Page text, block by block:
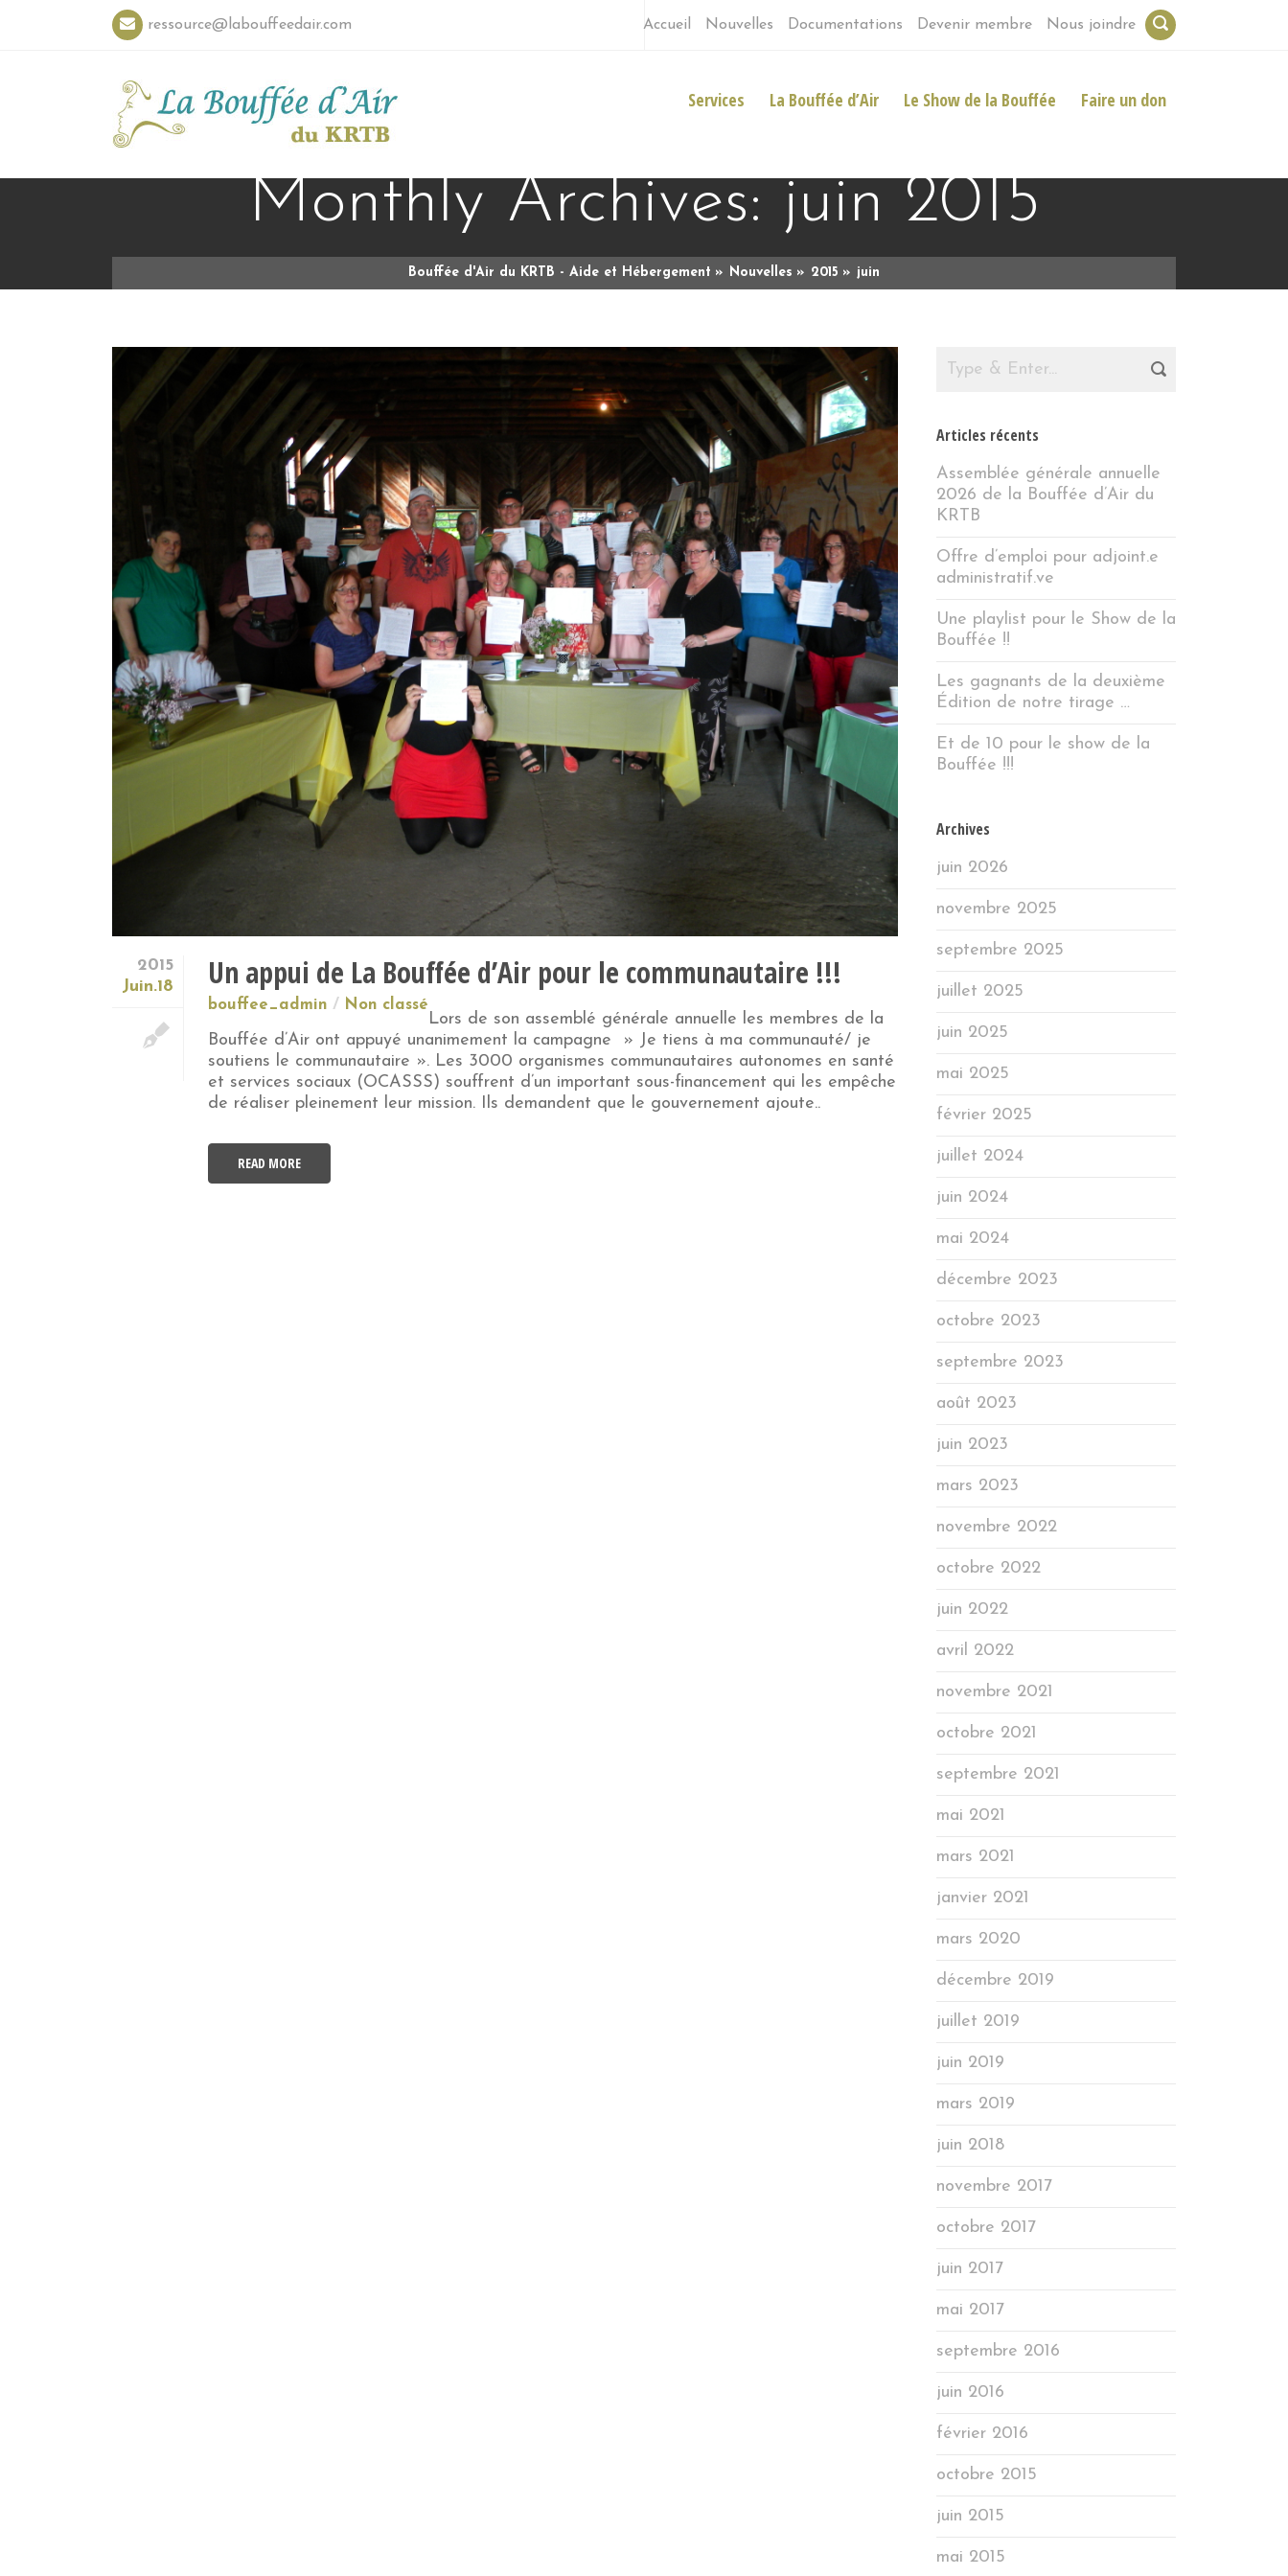
ressource@labouffeedair.com Accueil Nouvelles Documentations Devenir membre Nous joindre
Services La Bouffée d’Air Le Show de la Bouffée Faire un don
Monthly Archives: juin 2015
Bouffée d'Air du KRTB - Aide et Hébergement Nouvelles 2015 juin
2015
Juin.18
Un appui de La Bouffée d’Air pour le communautaire !!!
bouffee_admin Non classé
Lors de son assemblé générale annuelle les membres de la
Bouffée d’Air ont appuyé unanimement la campagne » Je tiens à ma communauté/ je
soutiens le communautaire ». Les 3000 organismes communautaires autonomes en santé
et services sociaux (OCASSS) souffrent d’un important sous-financement qui les empêche
de réaliser pleinement leur mission. Ils demandent que le gouvernement ajoute..
READ MORE
Articles récents
Assemblée générale annuelle
2026 de la Bouffée d’Air du
KRTB
Offre d’emploi pour adjoint.e
administratif.ve
Une playlist pour le Show de la
Bouffée !!
Les gagnants de la deuxième
Édition de notre tirage …
Et de 10 pour le show de la
Bouffée !!!
Archives
juin 2026
novembre 2025
septembre 2025
juillet 2025
juin 2025
mai 2025
février 2025
juillet 2024
juin 2024
mai 2024
décembre 2023
octobre 2023
septembre 2023
août 2023
juin 2023
mars 2023
novembre 2022
octobre 2022
juin 2022
avril 2022
novembre 2021
octobre 2021
septembre 2021
mai 2021
mars 2021
janvier 2021
mars 2020
décembre 2019
juillet 2019
juin 2019
mars 2019
juin 2018
novembre 2017
octobre 2017
juin 2017
mai 2017
septembre 2016
juin 2016
février 2016
octobre 2015
juin 2015
mai 2015